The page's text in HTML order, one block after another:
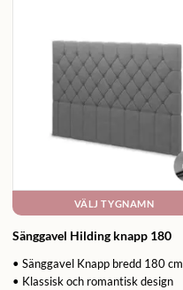
VÄLJ TYGNAMN
Sänggavel Hilding knapp 180
• Sänggavel Knapp bredd 180 cm
• Klassisk och romantisk design